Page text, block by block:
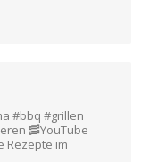
#bbq #grillen
🥓YouTube
Rezepte im